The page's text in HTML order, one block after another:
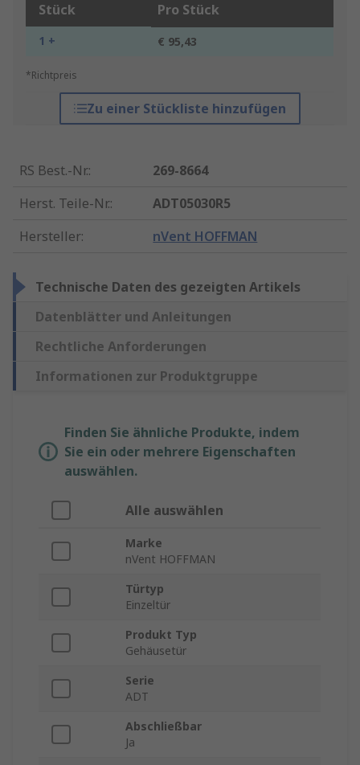
Stück Pro Stück
1 + € 95,43
*Richtpreis
Zu einer Stückliste hinzufügen
RS Best.-Nr.:
269-8664
Herst. Teile-Nr.:
ADT05030R5
Hersteller: nVent HOFFMAN
Technische Daten des gezeigten Artikels
Datenblätter und Anleitungen
Rechtliche Anforderungen
Informationen zur Produktgruppe
Finden Sie ähnliche Produkte, indem
Sie ein oder mehrere Eigenschaften
auswählen.
Alle auswählen
Marke
nVent HOFFMAN
Türtyp
Einzeltür
Produkt Typ
Gehäusetür
Serie
ADT
Abschließbar
Ja